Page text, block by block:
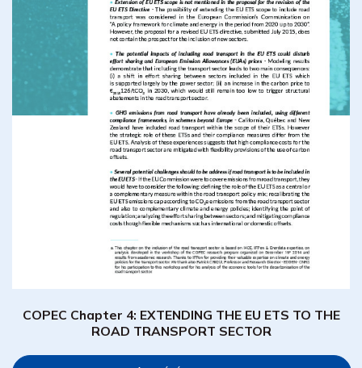
COPEC Chapter 4: EXTENDING THE EU ETS TO THE
ROAD TRANSPORT SECTOR